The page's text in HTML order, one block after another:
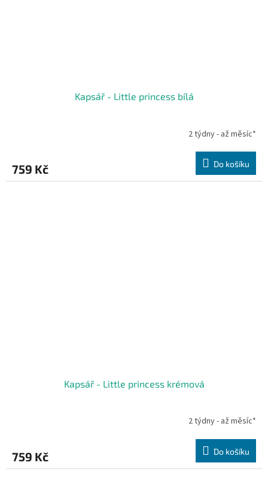
Kapsář - Little princess bílá
2 týdny - až měsíc*
759 Kč Do košíku
Kapsář - Little princess krémová
2 týdny - až měsíc*
759 Kč Do košíku